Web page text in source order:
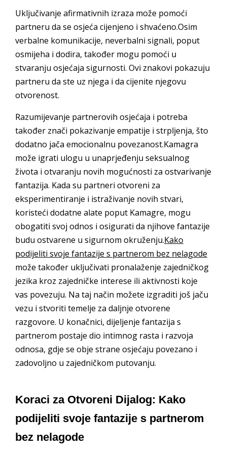
Uključivanje afirmativnih izraza može pomoći
partneru da se osjeća cijenjeno i shvaćeno.Osim
verbalne komunikacije, neverbalni signali, poput
osmijeha i dodira, također mogu pomoći u
stvaranju osjećaja sigurnosti. Ovi znakovi pokazuju
partneru da ste uz njega i da cijenite njegovu
otvorenost.
Razumijevanje partnerovih osjećaja i potreba
također znači pokazivanje empatije i strpljenja, što
dodatno jača emocionalnu povezanost.Kamagra
može igrati ulogu u unaprjeđenju seksualnog
života i otvaranju novih mogućnosti za ostvarivanje
fantazija. Kada su partneri otvoreni za
eksperimentiranje i istraživanje novih stvari,
koristeći dodatne alate poput Kamagre, mogu
obogatiti svoj odnos i osigurati da njihove fantazije
budu ostvarene u sigurnom okruženju.Kako
podijeliti svoje fantazije s partnerom bez nelagode
može također uključivati pronalaženje zajedničkog
jezika kroz zajedničke interese ili aktivnosti koje
vas povezuju. Na taj način možete izgraditi još jaču
vezu i stvoriti temelje za daljnje otvorene
razgovore. U konačnici, dijeljenje fantazija s
partnerom postaje dio intimnog rasta i razvoja
odnosa, gdje se obje strane osjećaju povezano i
zadovoljno u zajedničkom putovanju.
Koraci za Otvoreni Dijalog: Kako
podijeliti svoje fantazije s partnerom
bez nelagode